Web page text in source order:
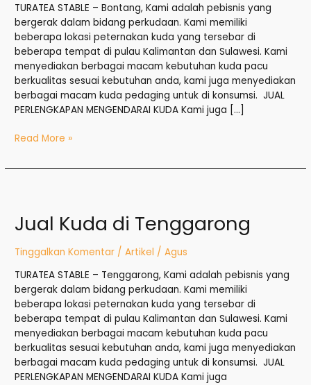
TURATEA STABLE – Bontang, Kami adalah pebisnis yang
bergerak dalam bidang perkudaan. Kami memiliki
beberapa lokasi peternakan kuda yang tersebar di
beberapa tempat di pulau Kalimantan dan Sulawesi. Kami
menyediakan berbagai macam kebutuhan kuda pacu
berkualitas sesuai kebutuhan anda, kami juga menyediakan
berbagai macam kuda pedaging untuk di konsumsi. JUAL
PERLENGKAPAN MENGENDARAI KUDA Kami juga […]
Read More »
Jual Kuda di Tenggarong
Tinggalkan Komentar /Artikel /Agus
TURATEA STABLE – Tenggarong, Kami adalah pebisnis yang
bergerak dalam bidang perkudaan. Kami memiliki
beberapa lokasi peternakan kuda yang tersebar di
beberapa tempat di pulau Kalimantan dan Sulawesi. Kami
menyediakan berbagai macam kebutuhan kuda pacu
berkualitas sesuai kebutuhan anda, kami juga menyediakan
berbagai macam kuda pedaging untuk di konsumsi. JUAL
PERLENGKAPAN MENGENDARAI KUDA Kami juga
di
Tenggarong